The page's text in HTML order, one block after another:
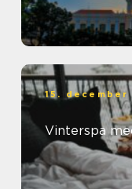
15. december
Vinterspa